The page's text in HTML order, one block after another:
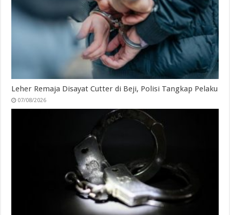
Leher Remaja Disayat Cutter di Beji, Polisi Tangkap Pelaku
07/08/2026